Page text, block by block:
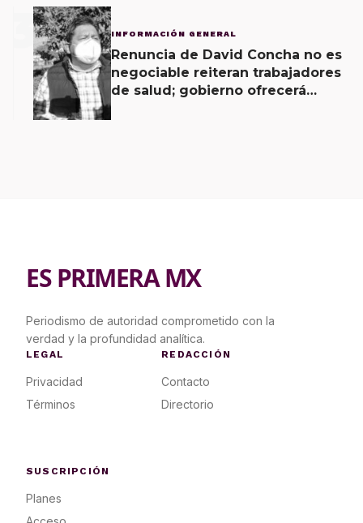
3 INFORMACIÓN GENERAL
Renuncia de David Concha no es
negociable reiteran trabajadores
de salud; gobierno ofrecerá
ES PRIMERA MX
Periodismo de autoridad comprometido con la
verdad y la profundidad analítica.
LEGAL
Privacidad
Términos
REDACCIÓN
Contacto
Directorio
SUSCRIPCIÓN
Planes